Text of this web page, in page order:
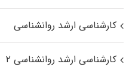
کارشناسی ارشد روانشناسی
کارشناسی ارشد روانشناسی ۲